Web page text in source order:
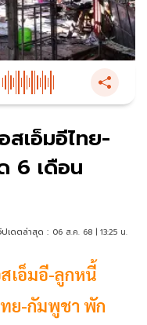
สเอ็มอีไทย-
6 เดือน
เดตล่าสุด : 06 ส.ค. 68 | 13:25 น.
สเอ็มอี-ลูกหนี้
ย-กัมพูชา พัก